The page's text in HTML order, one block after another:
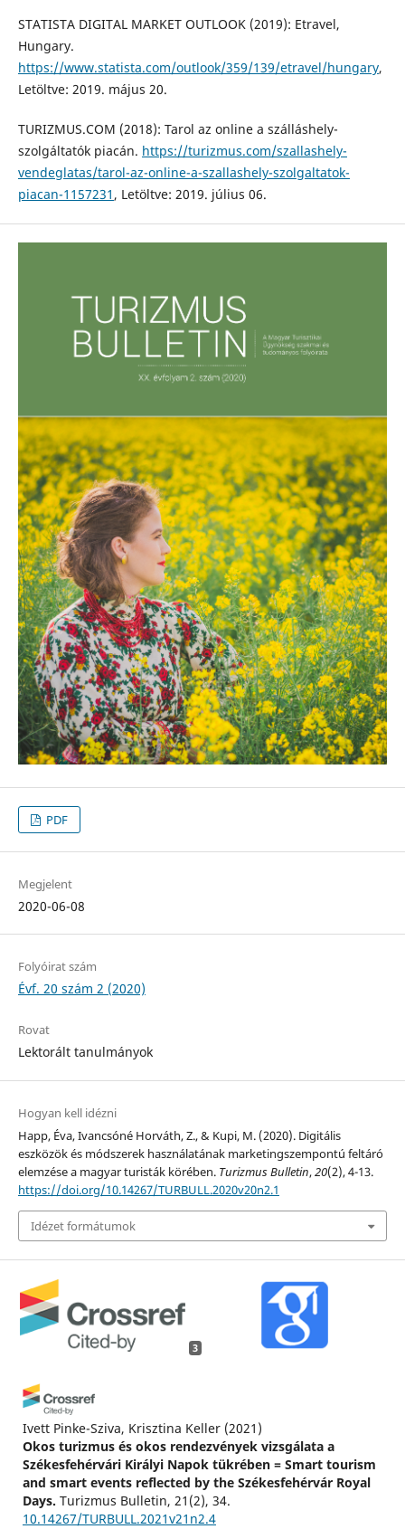
STATISTA DIGITAL MARKET OUTLOOK (2019): Etravel,
Hungary.
https://www.statista.com/outlook/359/139/etravel/hungary,
Letöltve: 2019. május 20.
TURIZMUS.COM (2018): Tarol az online a szálláshely-
szolgáltatók piacán. https://turizmus.com/szallashely-
vendeglatas/tarol-az-online-a-szallashely-szolgaltatok-
piacan-1157231 , Letöltve: 2019. július 06.
PDF
Megjelent
2020-06-08
Folyóirat szám
Évf. 20 szám 2 (2020)
Rovat
Lektorált tanulmányok
Hogyan kell idézni
Happ, Éva, Ivancsóné Horváth, Z., & Kupi, M. (2020). Digitális
eszközök és módszerek használatának marketingszempontú feltáró
elemzése a magyar turisták körében. Turizmus Bulletin,20(2), 4-13.
https://doi.org/10.14267/TURBULL.2020v20n2.1
Idézet formátumok
3
Ivett Pinke-Sziva, Krisztina Keller (2021)
Okos turizmus és okos rendezvények vizsgálata a
Székesfehérvári Királyi Napok tükrében = Smart tourism
and smart events reflected by the Székesfehérvár Royal
Days. Turizmus Bulletin, 21(2), 34.
10.14267/TURBULL.2021v21n2.4